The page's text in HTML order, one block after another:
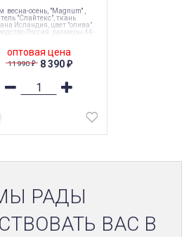
весна-осень, "Magnum" ,
"Слайтекс", ткань
Исландия, цвет "олива".
Россия, размеры 44-
оптовая цена
11 990₽ 8 390 ₽
РАДЫ
ВАС В